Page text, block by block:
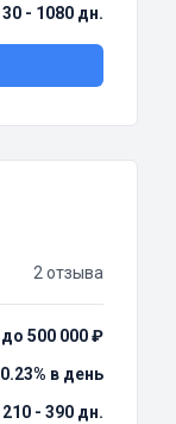
30 - 1080 дн.
2 отзыва
500 000 ₽
в день
210 - 390 дн.